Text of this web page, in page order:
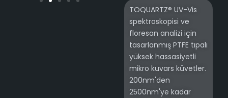
TOQUARTZ® UV-Vis
spektroskopisi ve
floresan analizi için
tasarlanmış PTFE tıpalı
yüksek hassasiyetli
mikro kuvars küvetler.
200nm'den
2500nm'ye kadar